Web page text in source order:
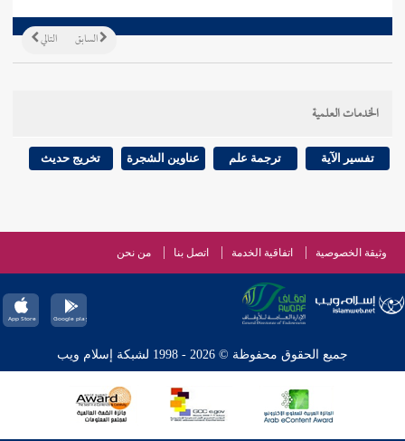
التالي السابق
الخدمات العلمية
تفسير الآية ترجمة علم عناوين الشجرة تخريج حديث
وثيقة الخصوصية اتفاقية الخدمة اتصل بنا من نحن
جميع الحقوق محفوظة © 2026 - 1998 لشبكة إسلام ويب